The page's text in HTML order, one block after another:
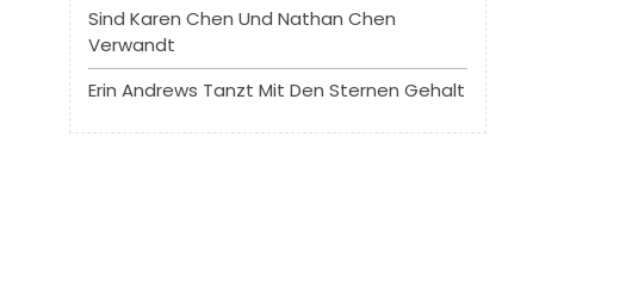
Sind Karen Chen Und Nathan Chen
Verwandt
Erin Andrews Tanzt Mit Den Sternen Gehalt